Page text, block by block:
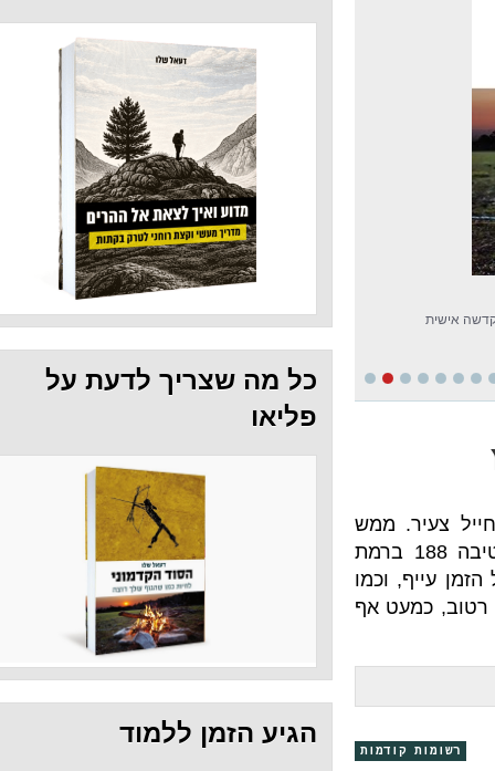
ממש
באמצע צמ"פ חורף של חטיבה 188 ברמת
וכמו
אף
כל מה שצריך לדעת על
הגיע הזמן ללמוד